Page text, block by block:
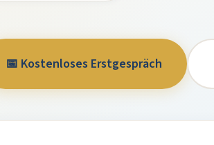
📅 Kostenloses Erstgespräch